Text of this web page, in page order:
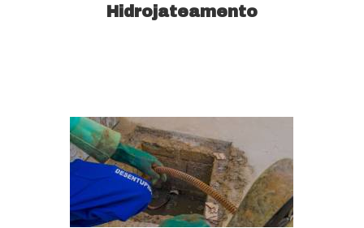
Hidrojateamento